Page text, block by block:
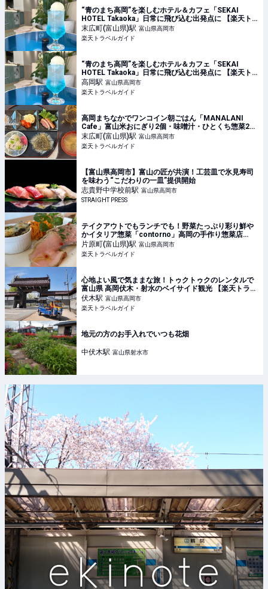
“青のまち高岡”を楽しむホテル＆カフェ「SEKAI
HOTEL Takaoka」日常に飛び込む出発点に 【楽天ト
ラベル】
末広町(富山県)駅 富山県高岡市
楽天トラベルガイド
“青のまち高岡”を楽しむホテル＆カフェ「SEKAI
HOTEL Takaoka」日常に飛び込む出発点に 【楽天ト
ラベル】
高岡駅 富山県高岡市
楽天トラベルガイド
高岡まちなかでワンコイン朝ごはん「MANALANI
Cafe」富山米おにぎり2個・味噌汁・ひとくち惣菜2品
が500円 【楽天トラベル】
末広町(富山県)駅 富山県高岡市
楽天トラベルガイド
【富山県高岡市】富山の匠が共演！工芸皿で氷見寿司
を味わう“こだわりの一皿”提供開始
志貴野中学校前駅 富山県高岡市
STRAIGHT PRESS
テイクアウトでもランチでも！野菜たっぷり彩り鮮や
かイタリア惣菜「contorno」高岡の手作り惣菜店
【楽天トラベル】
片原町(富山県)駅 富山県高岡市
楽天トラベルガイド
心地よい風で気ままな旅！トゥクトゥクのレンタルで
富山県 高岡伏木・射水のベイサイド観光 【楽天トラベ
ル】
伏木駅 富山県高岡市
楽天トラベルガイド
地元の方のお手入れでいつも花畑
中伏木駅 富山県射水市